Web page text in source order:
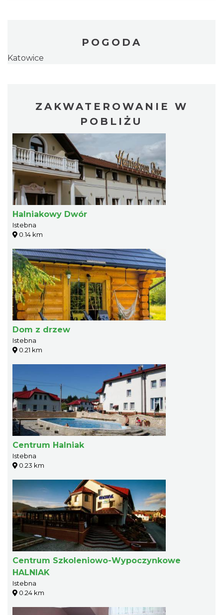
POGODA
Katowice
ZAKWATEROWANIE W
POBLIŻU
Halniakowy Dwór
Istebna
0.14 km
Dom z drzew
Istebna
0.21 km
Centrum Halniak
Istebna
0.23 km
Centrum Szkoleniowo-Wypoczynkowe
HALNIAK
Istebna
0.24 km